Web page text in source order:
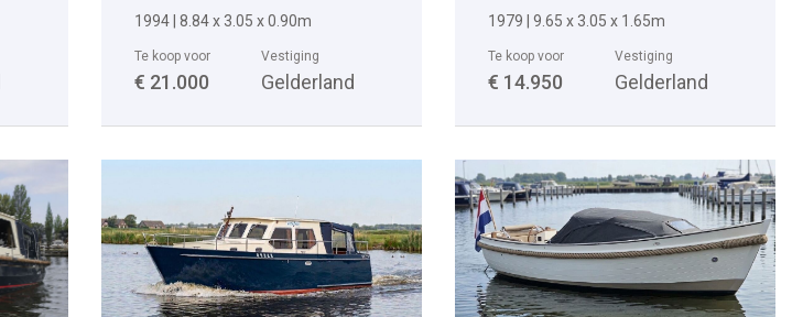
1994 | 8.84 x 3.05 x 0.90m
Te koop voor
€ 21.000
Vestiging
Gelderland
1979 | 9.65 x 3.05 x 1.65m
Te koop voor
€ 14.950
Vestiging
Gelderland